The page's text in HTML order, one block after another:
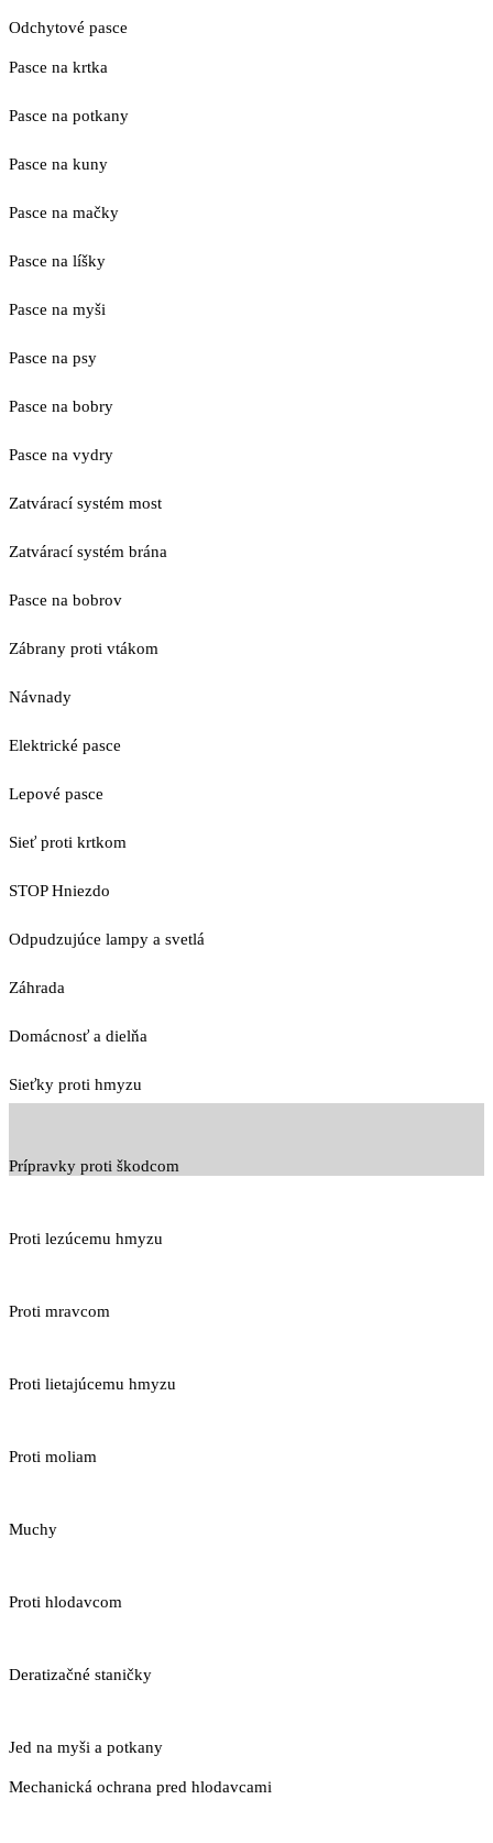
Odchytové pasce
Pasce na krtka
Pasce na potkany
Pasce na kuny
Pasce na mačky
Pasce na líšky
Pasce na myši
Pasce na psy
Pasce na bobry
Pasce na vydry
Zatvárací systém most
Zatvárací systém brána
Pasce na bobrov
Zábrany proti vtákom
Návnady
Elektrické pasce
Lepové pasce
Sieť proti krtkom
STOP Hniezdo
Odpudzujúce lampy a svetlá
Záhrada
Domácnosť a dielňa
Sieťky proti hmyzu
Prípravky proti škodcom
Proti lezúcemu hmyzu
Proti mravcom
Proti lietajúcemu hmyzu
Proti moliam
Muchy
Proti hlodavcom
Deratizačné staničky
Jed na myši a potkany
Mechanická ochrana pred hlodavcami